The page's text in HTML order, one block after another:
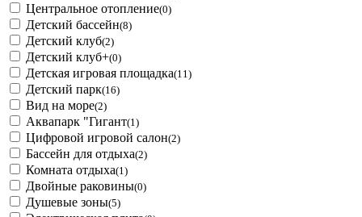
Центральное отопление(0)
Детский бассейн(8)
Детский клуб(2)
Детский клуб+(0)
Детская игровая площадка(11)
Детский парк(16)
Вид на море(2)
Аквапарк "Гигант(1)
Цифровой игровой салон(2)
Бассейн для отдыха(2)
Комната отдыха(1)
Двойные раковины(0)
Душевые зоны(5)